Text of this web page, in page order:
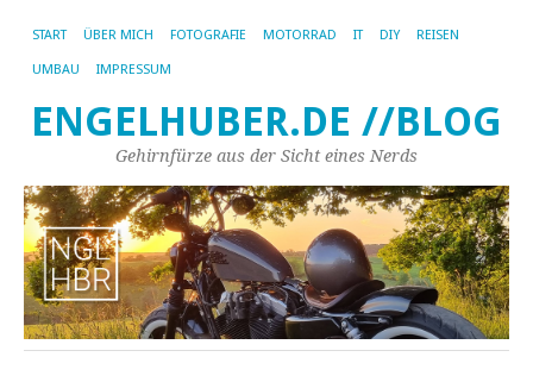
START ÜBER MICH FOTOGRAFIE MOTORRAD IT DIY REISEN
UMBAU IMPRESSUM
ENGELHUBER.DE //BLOG
Gehirnfürze aus der Sicht eines Nerds